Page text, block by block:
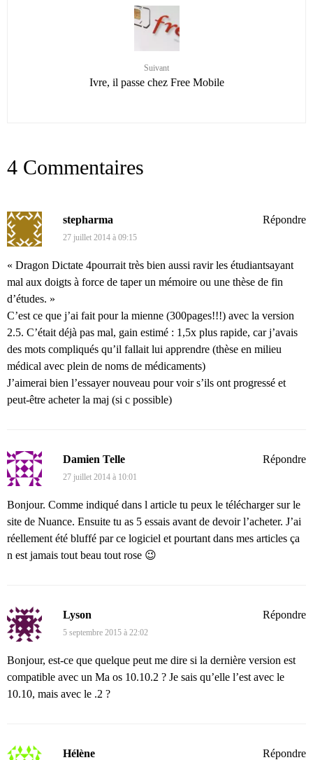
Suivant
Ivre, il passe chez Free Mobile
4 Commentaires
stepharma
27 juillet 2014 à 09:15
« Dragon Dictate 4pourrait très bien aussi ravir les étudiantsayant
mal aux doigts à force de taper un mémoire ou une thèse de fin
d’études. »
C’est ce que j’ai fait pour la mienne (300pages!!!) avec la version
2.5. C’était déjà pas mal, gain estimé : 1,5x plus rapide, car j’avais
des mots compliqués qu’il fallait lui apprendre (thèse en milieu
médical avec plein de noms de médicaments)
J’aimerai bien l’essayer nouveau pour voir s’ils ont progressé et
peut-être acheter la maj (si c possible)
Répondre
Damien Telle
27 juillet 2014 à 10:01
Bonjour. Comme indiqué dans l article tu peux le télécharger sur le
site de Nuance. Ensuite tu as 5 essais avant de devoir l’acheter. J’ai
réellement été bluffé par ce logiciel et pourtant dans mes articles ça
n est jamais tout beau tout rose 😉
Répondre
Lyson
5 septembre 2015 à 22:02
Bonjour, est-ce que quelque peut me dire si la dernière version est
compatible avec un Ma os 10.10.2 ? Je sais qu’elle l’est avec le
10.10, mais avec le .2 ?
Répondre
Hélène Répondre